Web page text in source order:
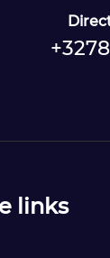
links